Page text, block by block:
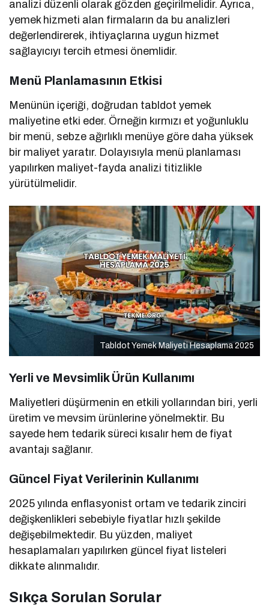
analizi düzenli olarak gözden geçirilmelidir. Ayrıca,
yemek hizmeti alan firmaların da bu analizleri
değerlendirerek, ihtiyaçlarına uygun hizmet
sağlayıcıyı tercih etmesi önemlidir.
Menü Planlamasının Etkisi
Menünün içeriği, doğrudan tabldot yemek
maliyetine etki eder. Örneğin kırmızı et yoğunluklu
bir menü, sebze ağırlıklı menüye göre daha yüksek
bir maliyet yaratır. Dolayısıyla menü planlaması
yapılırken maliyet-fayda analizi titizlikle
yürütülmelidir.
Tabldot Yemek Maliyeti Hesaplama 2025
Yerli ve Mevsimlik Ürün Kullanımı
Maliyetleri düşürmenin en etkili yollarından biri, yerli
üretim ve mevsim ürünlerine yönelmektir. Bu
sayede hem tedarik süreci kısalır hem de fiyat
avantajı sağlanır.
Güncel Fiyat Verilerinin Kullanımı
2025 yılında enflasyonist ortam ve tedarik zinciri
değişkenlikleri sebebiyle fiyatlar hızlı şekilde
değişebilmektedir. Bu yüzden, maliyet
hesaplamaları yapılırken güncel fiyat listeleri
dikkate alınmalıdır.
Sıkça Sorulan Sorular